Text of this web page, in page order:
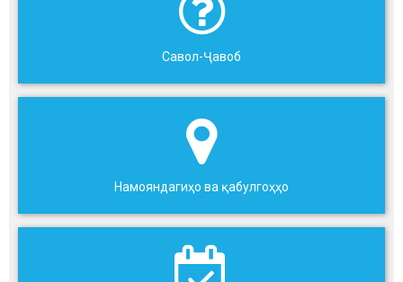
Савол-Ҷавоб
Намояндагиҳо ва қабулгоҳҳо